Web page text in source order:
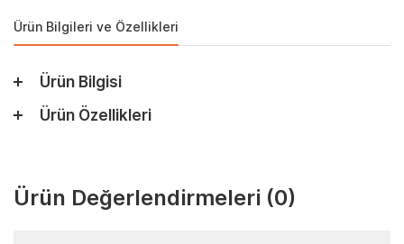
Ürün Bilgileri ve Özellikleri
Ürün Bilgisi
Ürün Özellikleri
Ürün Değerlendirmeleri (0)